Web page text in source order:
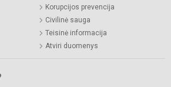
Korupcijos prevencija
Civilinė sauga
Teisinė informacija
Atviri duomenys